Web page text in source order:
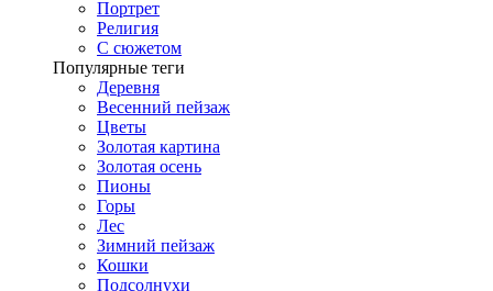
Портрет
Религия
С сюжетом
Популярные теги
Деревня
Весенний пейзаж
Цветы
Золотая картина
Золотая осень
Пионы
Горы
Лес
Зимний пейзаж
Кошки
Подсолнухи